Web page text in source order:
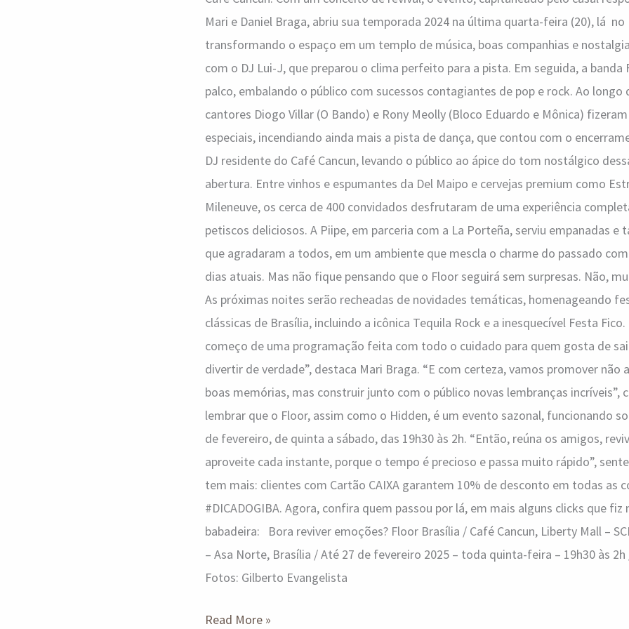
Mari e Daniel Braga, abriu sua temporada 2024 na última quarta-feira (20), lá
transformando o espaço em um templo de música, boas companhias e
com o DJ Lui-J, que preparou o clima perfeito para a pista. Em seguida, a banda
palco, embalando o público com sucessos contagiantes de pop e rock. Ao longo
cantores Diogo Villar (O Bando) e Rony Meolly (Bloco Eduardo e Mônica)
especiais, incendiando ainda mais a pista de dança, que contou com o
DJ residente do Café Cancun, levando o público ao ápice do tom nostálgico
abertura. Entre vinhos e espumantes da Del Maipo e cervejas premium como
Mileneuve, os cerca de 400 convidados desfrutaram de uma experiência
petiscos deliciosos. A Piipe, em parceria com a La Porteña, serviu empanadas e
que agradaram a todos, em um ambiente que mescla o charme do passado
dias atuais. Mas não fique pensando que o Floor seguirá sem surpresas. Não,
As próximas noites serão recheadas de novidades temáticas, homenageando
clássicas de Brasília, incluindo a icônica Tequila Rock e a inesquecível Festa Fico.
começo de uma programação feita com todo o cuidado para quem gosta de
divertir de verdade”, destaca Mari Braga. “E com certeza, vamos promover não
boas memórias, mas construir junto com o público novas lembranças incríveis”,
lembrar que o Floor, assim como o Hidden, é um evento sazonal, funcionando
de fevereiro, de quinta a sábado, das 19h30 às 2h. “Então, reúna os amigos,
aproveite cada instante, porque o tempo é precioso e passa muito rápido”,
tem mais: clientes com Cartão CAIXA garantem 10% de desconto em todas as
#DICADOGIBA. Agora, confira quem passou por lá, em mais alguns clicks que fiz
babadeira: Bora reviver emoções? Floor Brasília / Café Cancun, Liberty Mall –
– Asa Norte, Brasília / Até 27 de fevereiro 2025 – toda quinta-feira – 19h30 às
Fotos: Gilberto Evangelista
Read More »